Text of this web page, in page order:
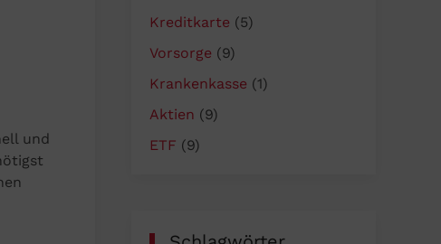
und
Kreditkarte (5)
Vorsorge (9)
Krankenkasse (1)
Aktien (9)
ETF (9)